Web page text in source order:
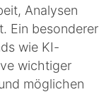
Analysen
Ein besonderer
wie KI-
wichtiger
möglichen